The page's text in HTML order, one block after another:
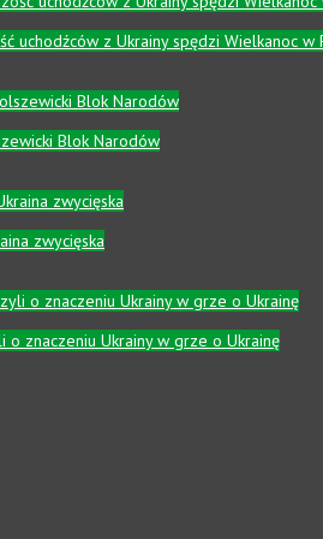
uchodźców z Ukrainy spędzi Wielkanoc w
Blok Narodów
zwycięska
o znaczeniu Ukrainy w grze o Ukrainę